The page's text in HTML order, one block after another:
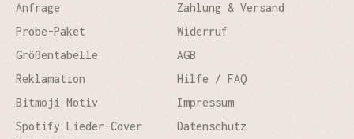
Anfrage
Probe-Paket
Größentabelle
Reklamation
Bitmoji Motiv
Spotify Lieder-Cover
Zahlung & Versand
Widerruf
AGB
Hilfe / FAQ
Impressum
Datenschutz